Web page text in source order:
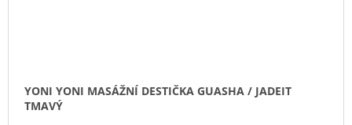
YONI YONI MASÁŽNÍ DESTIČKA GUASHA / JADEIT
TMAVÝ